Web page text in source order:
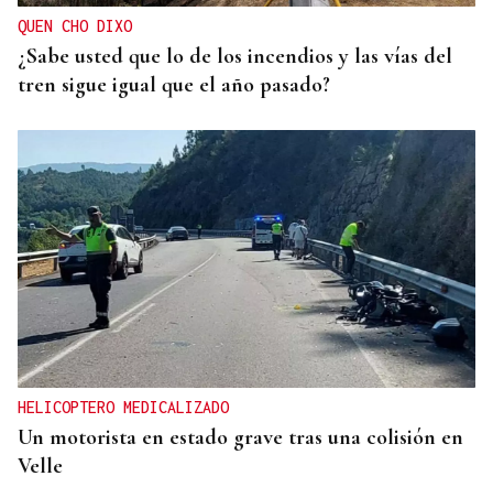
QUEN CHO DIXO
¿Sabe usted que lo de los incendios y las vías del
tren sigue igual que el año pasado?
HELICOPTERO MEDICALIZADO
Un motorista en estado grave tras una colisión en
Velle